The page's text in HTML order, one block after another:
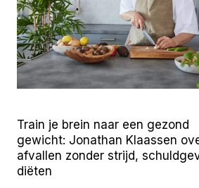
Train je brein naar een gezond
gewicht: Jonathan Klaassen
afvallen zonder strijd,
diëten